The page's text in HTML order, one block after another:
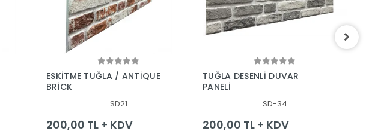
ESKİTME TUĞLA / ANTİQUE
BRİCK
SD21
200,00 TL + KDV
TUĞLA DESENLİ DUVAR
PANELİ
SD-34
200,00 TL + KDV